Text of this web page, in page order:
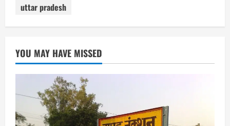
uttar pradesh
YOU MAY HAVE MISSED